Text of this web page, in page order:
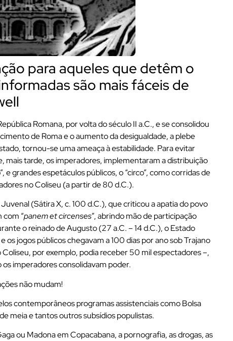
para aqueles que detêm o
são mais fáceis de
Romana, por volta do século II a.C., e se consolidou
de Roma e o aumento da desigualdade, a plebe
tornou-se uma ameaça à estabilidade. Para evitar
mais tarde, os imperadores, implementaram a distribuição
e grandes espetáculos públicos, o “circo”, como corridas de
no Coliseu (a partir de 80 d.C.).
(Sátira X, c. 100 d.C.), que criticou a apatia do povo
com “panem et circenses”, abrindo mão de participação
o reinado de Augusto (27 a.C. – 14 d.C.), o Estado
jogos públicos chegavam a 100 dias por ano sob Trajano
por exemplo, podia receber 50 mil espectadores –,
imperadores consolidavam poder.
não mudam!
contemporâneos programas assistenciais como Bolsa
meia e tantos outros subsídios populistas.
ou Madona em Copacabana, a pornografia, as drogas, as